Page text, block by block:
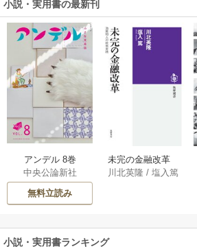
小説・実用書の最新刊
アンデル 8巻
中央公論新社
無料立読み
未完の金融改革
――池尾和人の政
川北英隆 /塩入篤
小説・実用書ランキング